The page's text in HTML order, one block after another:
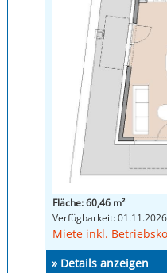
Fläche: 60,46 m²
Verfügbarkeit: 01.11.2026
Miete inkl.
» Details anzeigen